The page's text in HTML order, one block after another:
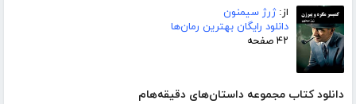
از:ژرژ سیمنون
دانلود رایگان بهترین رمان‌ها
۴۲ صفحه
دانلود کتاب مجموعه داستان‌های دقیقه‌هام